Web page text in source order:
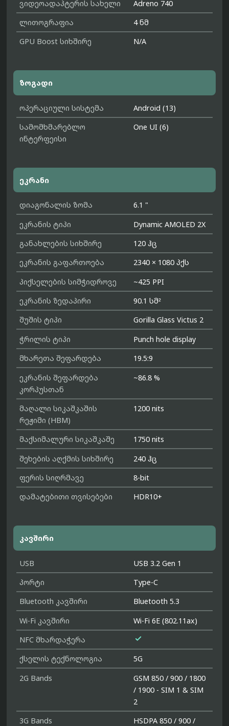
ვიდეოადაპტერის სახელი
Adreno 740
ლითოგრაფია
4 ნმ
GPU Boost სიხშირე
N/A
ზოგადი
ოპერაციული სისტემა
Android (13)
სამომხმარებლო
ინტერფეისი
One UI (6)
ეკრანი
დიაგონალის ზომა
6.1 "
ეკრანის ტიპი
Dynamic AMOLED 2X
განახლების სიხშირე
120 ჰც
ეკრანის გაფართოება
2340 × 1080 პქს
პიქსელების სიმჭიდროვე
~425 PPI
ეკრანის ზედაპირი
90.1 სმ²
შუშის ტიპი
Gorilla Glass Victus 2
ჭრილის ტიპი
Punch hole display
მხარეთა შეფარდება
19.5:9
ეკრანის შეფარდება
კორპუსთან
~86.8 %
მაღალი სიკაშკაშის
რეჟიმი (HBM)
1200 nits
მაქსიმალური სიკაშკაშე
1750 nits
შეხების აღქმის სიხშირე
240 ჰც
ფერის სიღრმავე
8-bit
დამატებითი თვისებები
HDR10+
კავშირი
USB
USB 3.2 Gen 1
პორტი
Type-C
Bluetooth კავშირი
Bluetooth 5.3
Wi-Fi კავშირი
Wi-Fi 6E (802.11ax)
NFC მხარდაჭერა

ქსელის ტექნოლოგია
5G
2G Bands
GSM 850 / 900 / 1800
/ 1900 - SIM 1 & SIM
2
3G Bands
HSDPA 850 / 900 /